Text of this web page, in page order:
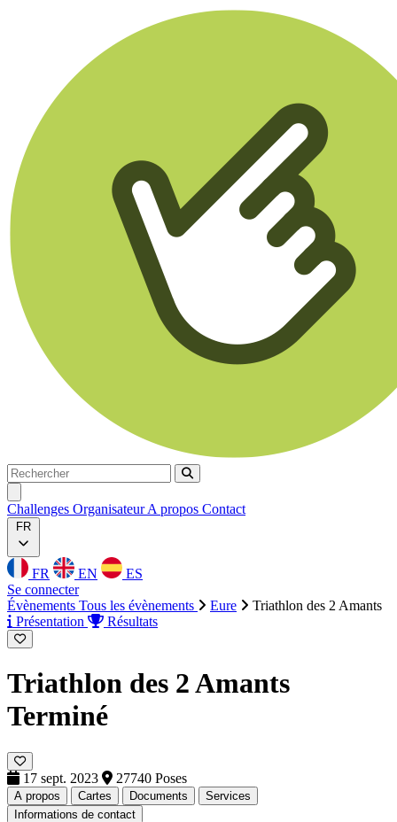
Rechercher
Rechercher
Challenges OrganisateurA propos Contact
FR
FR EN
ES
Se connecter
Évènements Tous les évènements Eure
Triathlon des 2 Amants
Présentation
Résultats
Triathlon des 2 Amants
Terminé
17 sept. 2023 27740 Poses
A propos Cartes Documents
Services
Informations de contact